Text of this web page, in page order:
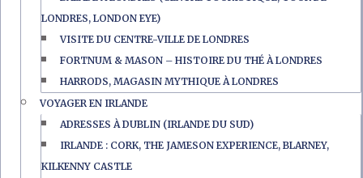
LONDRES, LONDON EYE)
VISITE DU CENTRE-VILLE DE LONDRES
FORTNUM & MASON – HISTOIRE DU THÉ À LONDRES
HARRODS, MAGASIN MYTHIQUE À LONDRES
VOYAGER EN IRLANDE
ADRESSES À DUBLIN (IRLANDE DU SUD)
IRLANDE : CORK, THE JAMESON EXPERIENCE, BLARNEY,
KILKENNY CASTLE